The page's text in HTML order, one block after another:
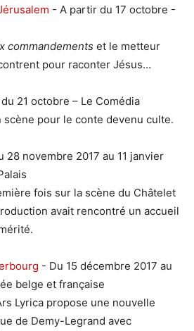
- A partir du 17 octobre -
commandements et le metteur
pour raconter Jésus…
21 octobre – Le Comédia
scène pour le conte devenu culte.
28 novembre 2017 au 11 janvier
fois sur la scène du Châtelet
avait rencontré un accueil
- Du 15 décembre 2017 au
belge et française
Lyrica propose une nouvelle
de Demy-Legrand avec